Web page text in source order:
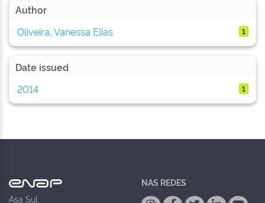
Author
Oliveira, Vanessa Elias
1
Date issued
2014
1
Asa Sul
NAS REDES